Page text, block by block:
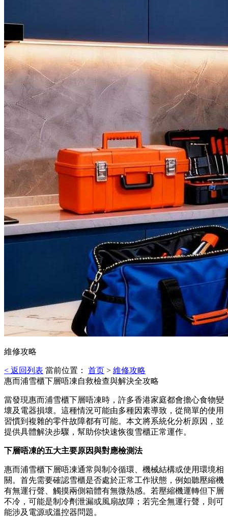
維修攻略
< 返回列表 當前位置： 首页 > 維修攻略
惠而浦雪櫃下層唔凍自救檢查與解決全攻略
當發現惠而浦雪櫃下層唔凍時，許多香港家庭都會擔心食物變
壞及電器損壞。這種情況可能由多種因素導致，從簡單的使用
習慣到複雜的零件故障都有可能。本文將系統化分析原因，並
提供具體解決步驟，幫助你快速恢復雪櫃正常運作。
下層唔凍的五大主要原因與對應檢測法
惠而浦雪櫃下層唔凍通常與制冷循環、機械結構或使用環境相
關。首先需要確認雪櫃是否處於正常工作狀態，例如聽壓縮機
有無運行聲、觸摸兩側箱體有無微熱感。若壓縮機運轉但下層
不冷，可能是制冷劑泄漏或風扇故障；若完全無運行聲，則可
能涉及電源或溫控器問題。